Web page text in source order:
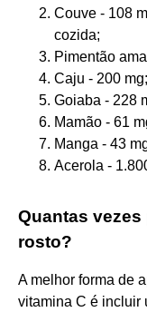
Couve - 108
cozida;
Pimentão
Caju - 200 mg;
Goiaba - 228
Mamão - 61
Manga - 43
Acerola -
Quantas
rosto?
A melhor forma de
vitamina C é incluir